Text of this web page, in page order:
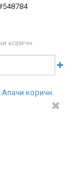
коричн.
коричн.